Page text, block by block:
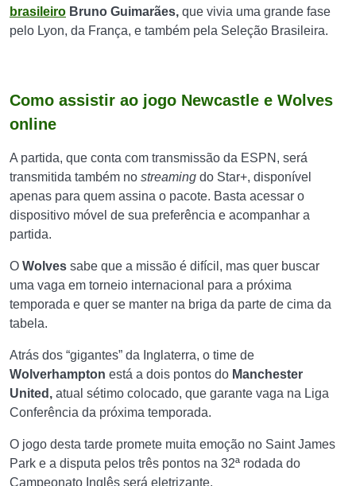
brasileiro Bruno Guimarães, que vivia uma grande fase
pelo Lyon, da França, e também pela Seleção Brasileira.
Como assistir ao jogo Newcastle e Wolves
online
A partida, que conta com transmissão da ESPN, será
transmitida também no streaming do Star+, disponível
apenas para quem assina o pacote. Basta acessar o
dispositivo móvel de sua preferência e acompanhar a
partida.
O Wolves sabe que a missão é difícil, mas quer buscar
uma vaga em torneio internacional para a próxima
temporada e quer se manter na briga da parte de cima da
tabela.
Atrás dos “gigantes” da Inglaterra, o time de
Wolverhampton está a dois pontos do Manchester
United, atual sétimo colocado, que garante vaga na Liga
Conferência da próxima temporada.
O jogo desta tarde promete muita emoção no Saint James
Park e a disputa pelos três pontos na 32ª rodada do
Campeonato Inglês será eletrizante.